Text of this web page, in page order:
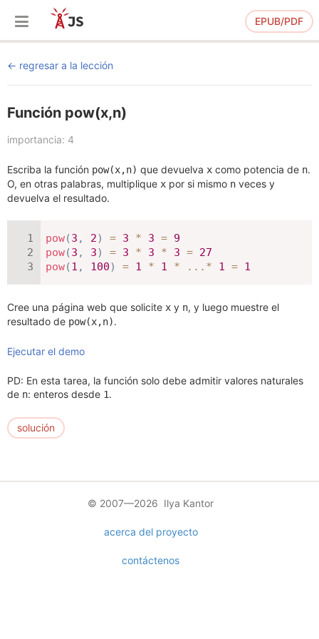
EPUB/PDF
regresar a la lección
Función pow(x,n)
importancia: 4
Escriba la función pow(x,n) que devuelva x como potencia de n.
O, en otras palabras, multiplique x por si mismo n veces y
devuelva el resultado.
pow(3 , 2) = 3 * 3 = 9
pow(3 , 3) = 3 * 3 * 3 = 27
pow(1 , 100) = 1 * 1 * ... * 1 = 1
Cree una página web que solicite x y n, y luego muestre el
resultado de pow(x,n).
Ejecutar el demo
PD: En esta tarea, la función solo debe admitir valores naturales
de n: enteros desde 1.
solución
© 2007—2026 Ilya Kantor
acerca del proyecto
contáctenos